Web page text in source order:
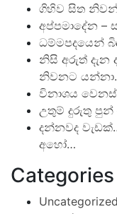
ගිහිව සිත නිවන්
අප්පමාදේන –
ධම්මපදයෙන්
නිසි අරුත් දැන
නිවනට
විනාශය
උතුම් දුරුතු
දන්නවද
අහෝ…
Categories
Uncategorized